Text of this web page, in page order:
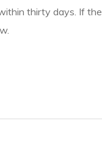
thirty days. If